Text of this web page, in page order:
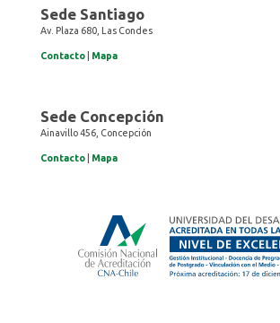
Sede Santiago
Av. Plaza 680, Las Condes
Contacto Mapa
Sede Concepción
Ainavillo 456, Concepción
Contacto Mapa